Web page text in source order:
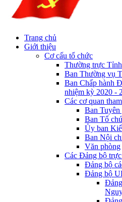
Trang chủ
Giới thiệu
Cơ cấu tổ chức
Thường trực
Ban Thường vụ
Ban Chấp hành
nhiệm kỳ 2020 -
Các cơ quan
Ban
Ban Tổ
Ủy ban
Ban Nội
Văn phòng
Các Đảng bộ
Đảng bộ
Đảng bộ